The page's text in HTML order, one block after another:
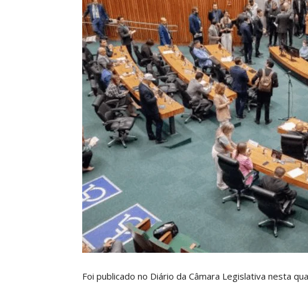
Foi publicado no Diário da Câmara Legislativa nesta